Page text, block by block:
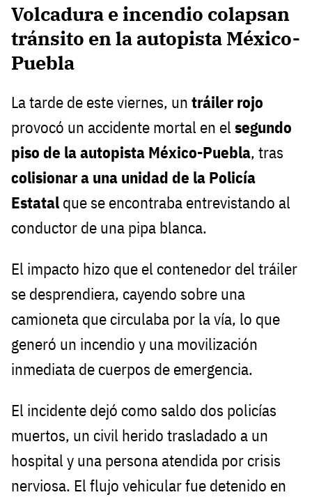
Volcadura e incendio colapsan
tránsito en la autopista México-
Puebla
La tarde de este viernes, un tráiler rojo
provocó un accidente mortal en el segundo
piso de la autopista México-Puebla, tras
colisionar a una unidad de la Policía
Estatal que se encontraba entrevistando al
conductor de una pipa blanca.
El impacto hizo que el contenedor del tráiler
se desprendiera, cayendo sobre una
camioneta que circulaba por la vía, lo que
generó un incendio y una movilización
inmediata de cuerpos de emergencia.
El incidente dejó como saldo dos policías
muertos, un civil herido trasladado a un
hospital y una persona atendida por crisis
nerviosa. El flujo vehicular fue detenido en